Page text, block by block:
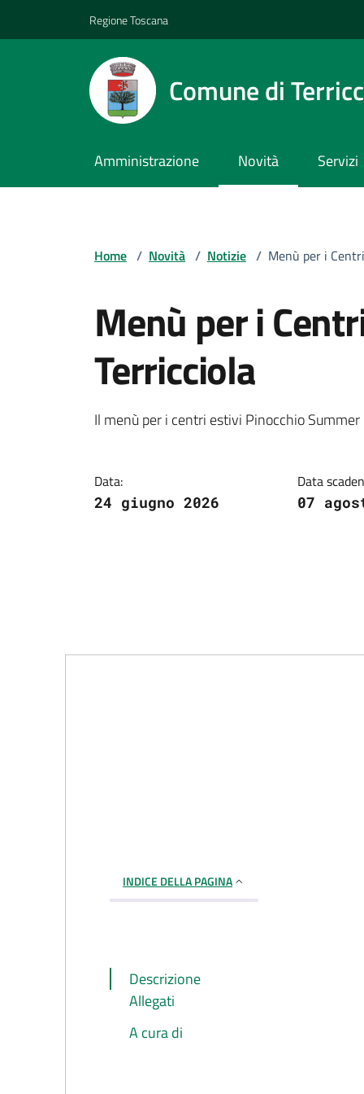
Regione Toscana
Comune di
Amministrazione Novità Servizi
Home / Novità / Notizie / Menù per i
Menù per i
Terricciola
Dettagli della
Il menù per i centri estivi Pinocchio
Data:
24 giugno 2026
Data
07
INDICE DELLA PAGINA
Descrizione
Allegati
A cura di